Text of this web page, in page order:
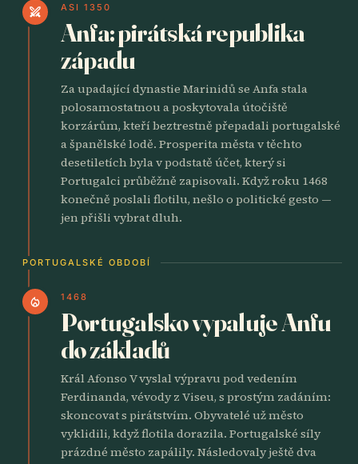
swords ASI 1350
Anfa: pirátská republika
západu
Za upadající dynastie Marinidů se Anfa stala
polosamostatnou a poskytovala útočiště
korzárům, kteří beztrestně přepadali portugalské
a španělské lodě. Prosperita města v těchto
desetiletích byla v podstatě účet, který si
Portugalci průběžně zapisovali. Když roku 1468
konečně poslali flotilu, nešlo o politické gesto —
jen přišli vybrat dluh.
PORTUGALSKÉ OBDOBÍ
local_fire_department 1468
Portugalsko vypaluje Anfu
do základů
Král Afonso V vyslal výpravu pod vedením
Ferdinanda, vévody z Viseu, s prostým zadáním:
skoncovat s pirátstvím. Obyvatelé už město
vyklidili, když flotila dorazila. Portugalské síly
prázdné město zapálily. Následovaly ještě dva